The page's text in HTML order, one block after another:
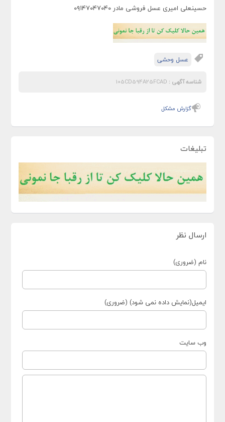
حسینعلی امیری عسل فروشی مادر ۰۹۱۴۷۰۴۷۰۴۰
عسل وحشی
شناسه آگهی :
گزارش مشکل
تبلیغات
ارسال نظر
نام (ضروری)
ایمیل(نمایش داده نمی شود) (ضروری)
وب سایت